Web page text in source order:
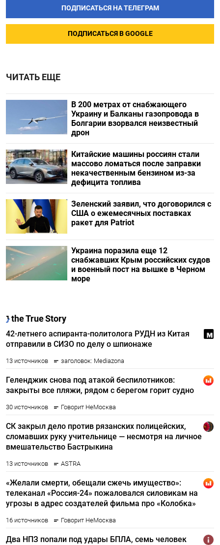
ПОДПИСАТЬСЯ НА ТЕЛЕГРАМ
ПОДПИСАТЬСЯ В GOOGLE
ЧИТАТЬ ЕЩЕ
В 200 метрах от снабжающего
Украину и Балканы газопровода в
Болгарии взорвался неизвестный
дрон
Китайские машины россиян стали
массово ломаться после заправки
некачественным бензином из-за
дефицита топлива
Зеленский заявил, что договорился с
США о ежемесячных поставках
ракет для Patriot
Украина поразила еще 12
снабжавших Крым российских судов
и военный пост на вышке в Черном
море